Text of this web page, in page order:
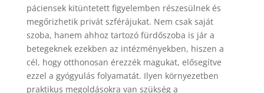
páciensek kitüntetett figyelemben részesülnek és
megőrizhetik privát szférájukat. Nem csak saját
szoba, hanem ahhoz tartozó fürdőszoba is jár a
betegeknek ezekben az intézményekben, hiszen a
cél, hogy otthonosan érezzék magukat, elősegítve
ezzel a gyógyulás folyamatát. Ilyen környezetben
praktikus megoldásokra van szükség a